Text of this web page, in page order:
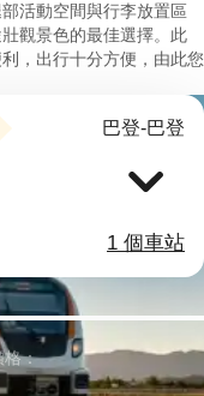
活動空間與行李放置區
觀景色的最佳選擇。此
，出行十分方便，由此您
巴登-巴登
1 個車站
格：